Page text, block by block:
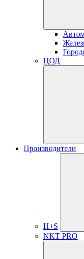
ЦОД
Производители
H+S
NKT PRO